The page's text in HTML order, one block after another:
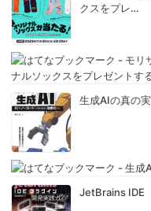
クスをプレ…
生成AIの真の
JetBrains IDE